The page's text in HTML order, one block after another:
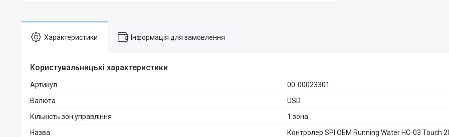
Характеристики Інформація для замовлення
Користувальницькі характеристики
Артикул
00-00023301
Валюта
USD
Кількість зон управління
1 зона
Назва
Контролер SPI OEM Running Water HC-03 Touch